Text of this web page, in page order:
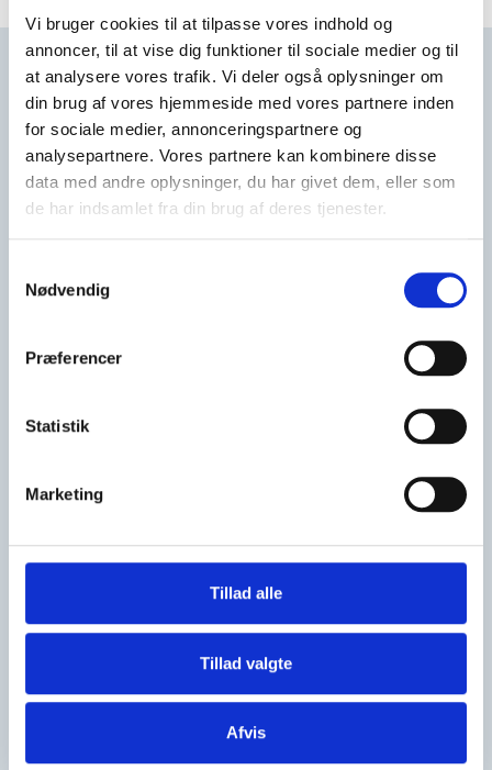
Vi bruger cookies til at tilpasse vores indhold og
annoncer, til at vise dig funktioner til sociale medier og til
at analysere vores trafik. Vi deler også oplysninger om
din brug af vores hjemmeside med vores partnere inden
for sociale medier, annonceringspartnere og
analysepartnere. Vores partnere kan kombinere disse
data med andre oplysninger, du har givet dem, eller som
de har indsamlet fra din brug af deres tjenester.
Nødvendig
Præferencer
Statistik
Marketing
Tillad alle
Tillad valgte
Afvis
Feriehusudlejernes
Brancheforening
Vandkunsten 3, 3.
DK-1467 København K
Hovednummer:+45 96 30 22 44
Persondatapolitik
Kontakt os
Bliv medlem